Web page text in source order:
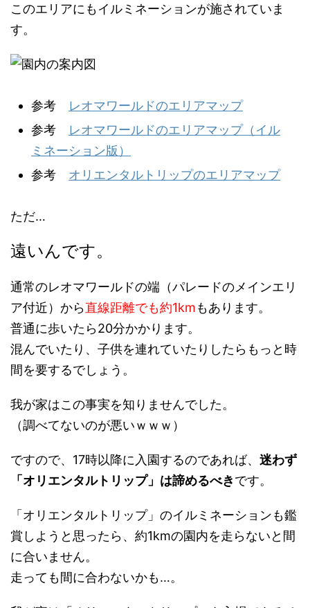
このエリアにもイルミネーションが施されていま
す。
参考 レオマワールドのエリアマップ
参考 レオマワールドのエリアマップ（イル
ミネーション版）
参考 オリエンタルトリップのエリアマップ
ただ…
遠いんです。
通常のレオマワールドの端（パレードのメインエリ
ア付近）から直線距離でも約1kmもあります。
普通に歩いたら20分かかります。
混んでいたり、子供を連れていたりしたらもっと時
間を要するでしょう。
我が家はこの事実を知りませんでした。
（調べてないのが悪いｗｗｗ）
ですので、17時以降に入園するのであれば、 迷わず
「オリエンタルトリップ」は諦めるべきです。
「オリエンタルトリップ」のイルミネーションも鑑
賞しようと思ったら、約1kmの園内を走らないと間
に合いません。
走っても間に合わないかも…。